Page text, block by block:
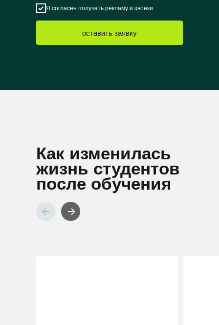
Я согласен получать рекламу и звонки
оставить заявку
Как изменилась
жизнь студентов
после обучения